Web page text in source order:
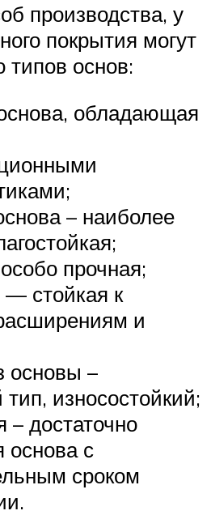
производства, у
покрытия могут
типов основ:
обладающая
– наиболее
прочная;
— стойкая к
и
основы –
износостойкий;
– достаточно
основа с
сроком